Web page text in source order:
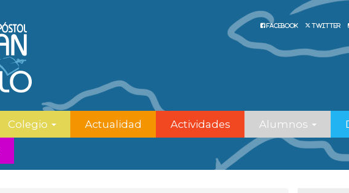
Facebook Twitter
Colegio Actualidad Actividades Alumnos